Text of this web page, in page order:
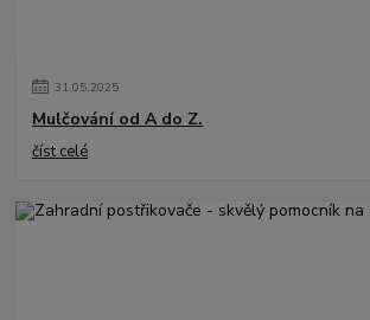
31.05.2025
Mulčování od A do Z.
číst celé